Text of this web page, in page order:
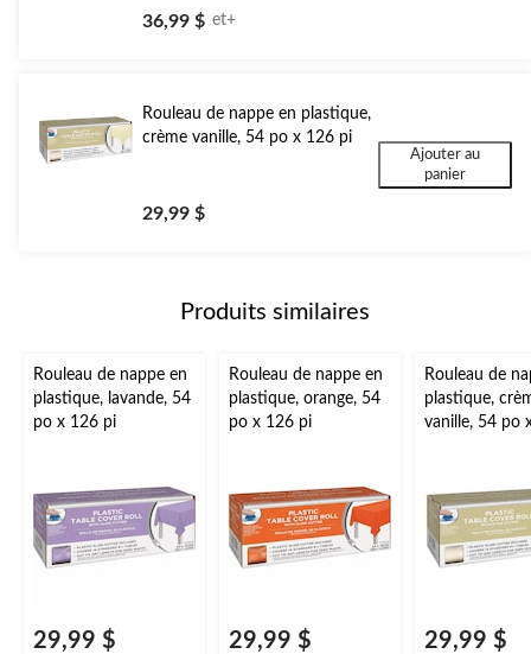
36,99 $ et+
Rouleau de nappe en plastique,
crème vanille, 54 po x 126 pi
29,99 $
Ajouter au
panier
Produits similaires
Rouleau de nappe en
plastique, lavande, 54
po x 126 pi
29,99 $
Rouleau de nappe en
plastique, orange, 54
po x 126 pi
29,99 $
Rouleau de
plastique,
vanille, 54 po
29,99 $